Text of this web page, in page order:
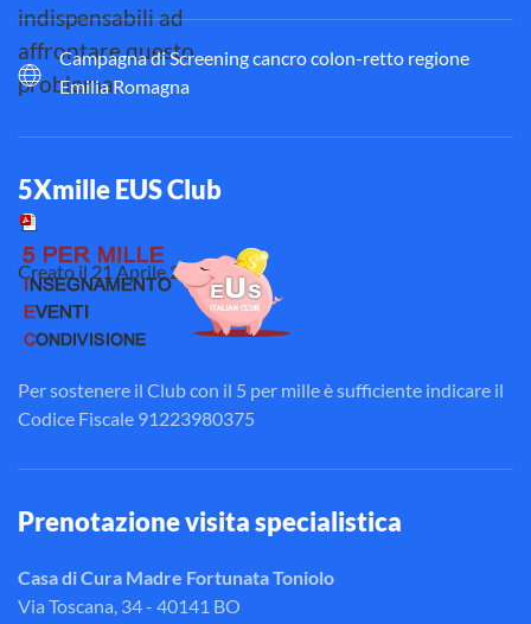
indispensabili ad
affrontare questo
problema.
Creato il21 Aprile 2014.
Campagna di Screening cancro colon-retto regione
Emilia Romagna
5Xmille EUS Club
Per sostenere il Club con il 5 per mille è sufficiente indicare il
Codice Fiscale 91223980375
Prenotazione visita specialistica
Casa di Cura Madre Fortunata Toniolo
Via Toscana, 34 - 40141 BO